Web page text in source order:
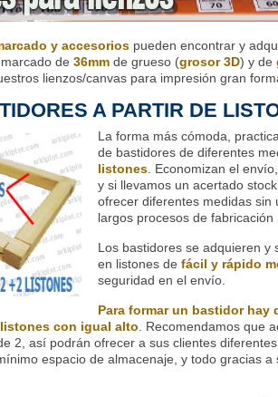
y accesorios pueden encontrar y
de 36mm de grueso (grosor 3D) y de
lienzos/canvas para impresión gran
A PARTIR DE
La forma más cómoda,
de bastidores de diferentes
listones. Economizan el
y si llevamos un acertado
ofrecer diferentes medidas sin
largos procesos de fabricación
Los bastidores se adquieren y
en listones de fácil y rápido
seguridad en el envío.
Para formar un bastidor hay
con igual alto . Recomendamos que
2, así podrán ofrecer a sus clientes
espacio de almacenaje, y todo gracias a